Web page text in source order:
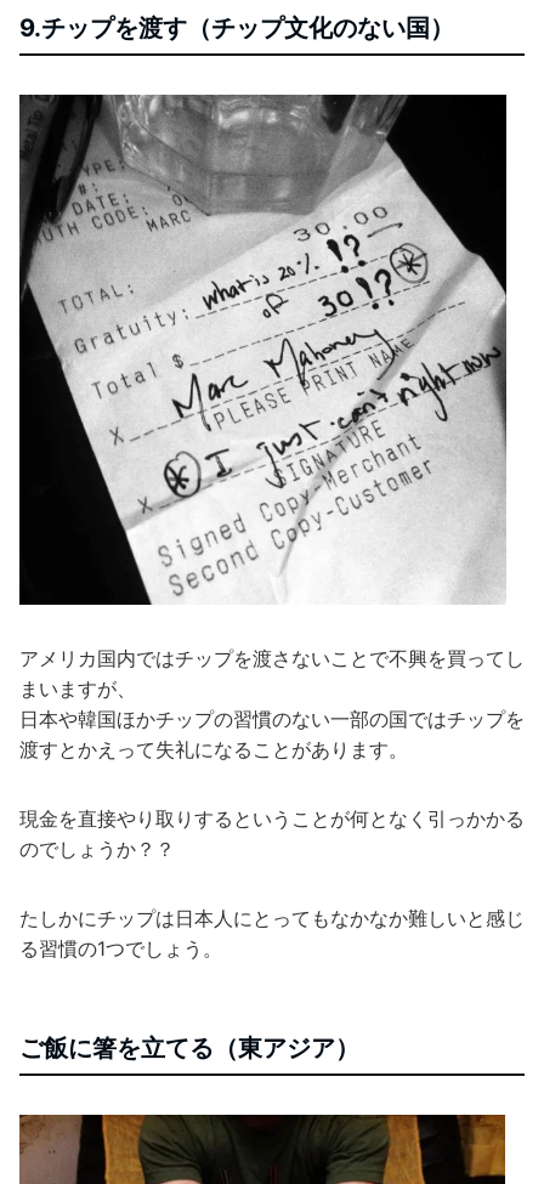
9.チップを渡す（チップ文化のない国）
アメリカ国内ではチップを渡さないことで不興を買ってし
まいますが、
日本や韓国ほかチップの習慣のない一部の国ではチップを
渡すとかえって失礼になることがあります。
現金を直接やり取りするということが何となく引っかかる
のでしょうか？？
たしかにチップは日本人にとってもなかなか難しいと感じ
る習慣の1つでしょう。
ご飯に箸を立てる（東アジア）